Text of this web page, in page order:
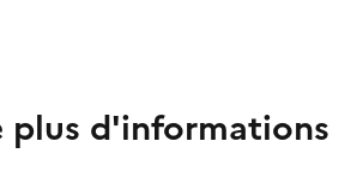
plus d'informations